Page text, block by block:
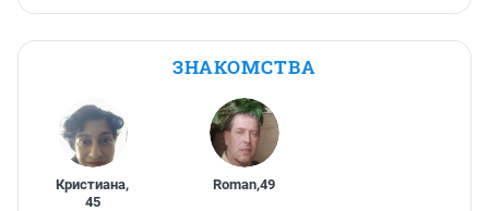
ЗНАКОМСТВА
Кристиана,
45
Roman,49